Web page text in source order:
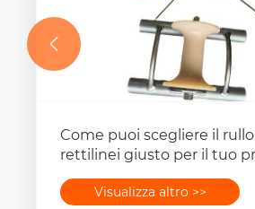
Come puoi scegliere il
rettilinei giusto per il tuo
Visualizza altro >>
